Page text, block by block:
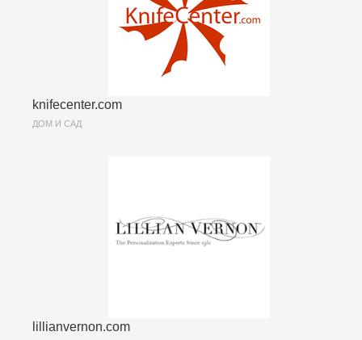
knifecenter.com
ДОМ И САД
lillianvernon.com